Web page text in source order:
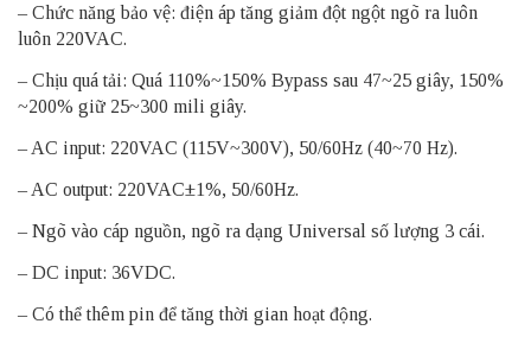
– Chức năng bảo vệ: điện áp tăng giảm đột ngột ngõ ra luôn
luôn 220VAC.
– Chịu quá tải: Quá 110%~150% Bypass sau 47~25 giây, 150%
~200% giữ 25~300 mili giây.
– AC input: 220VAC (115V~300V), 50/60Hz (40~70 Hz).
– AC output: 220VAC±1%, 50/60Hz.
– Ngõ vào cáp nguồn, ngõ ra dạng Universal số lượng 3 cái.
– DC input: 36VDC.
– Có thể thêm pin để tăng thời gian hoạt động.